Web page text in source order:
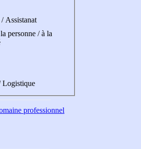
Assistanat
personne / à la
Logistique
professionnel